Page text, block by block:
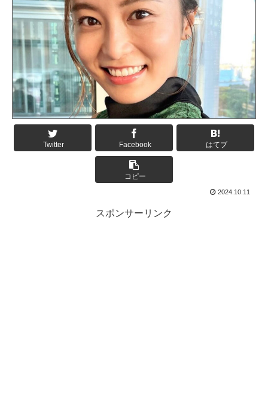
Twitter Facebook はてブ
コピー
2024.10.11
スポンサーリンク